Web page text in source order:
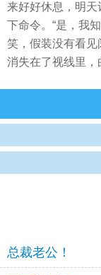
来好好休息，明天
下命令。“是，我
笑，假装没有看
消失在了视线里
总裁老公！